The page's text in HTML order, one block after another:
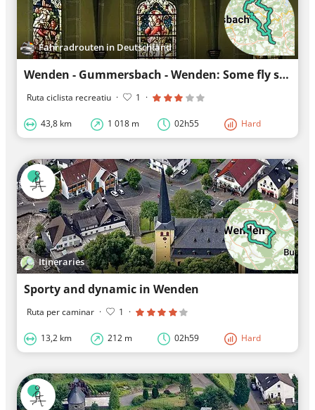
Fahrradrouten in Deutschland
Wenden - Gummersbach - Wenden: Some fly snapping
Ruta ciclista recreatiu · 1 ·
43,8 km 1 018 m 02h55 Hard
Itineraries
Sporty and dynamic in Wenden
Ruta per caminar · 1 ·
13,2 km 212 m 02h59 Hard